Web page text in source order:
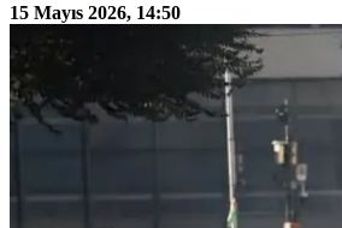
15 Mayıs 2026, 14:50